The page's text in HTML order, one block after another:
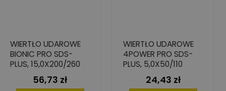
WIERTŁO UDAROWE
BIONIC PRO SDS-
PLUS, 15,0X200/260
Cena
56,73 zł
WIERTŁO UDAROWE
4POWER PRO SDS-
PLUS, 5,0X50/110
Cena
24,43 zł